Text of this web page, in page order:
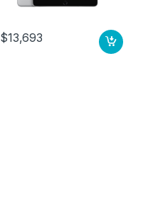
$13,693